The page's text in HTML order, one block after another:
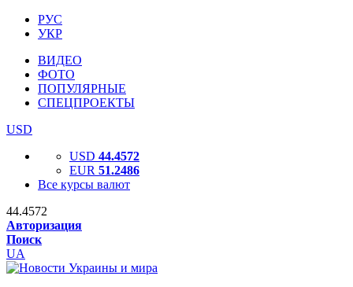
РУС
УКР
ВИДЕО
ФОТО
ПОПУЛЯРНЫЕ
СПЕЦПРОЕКТЫ
USD
USD 44.4572
EUR 51.2486
Все курсы валют
44.4572
Авторизация
Поиск
UA